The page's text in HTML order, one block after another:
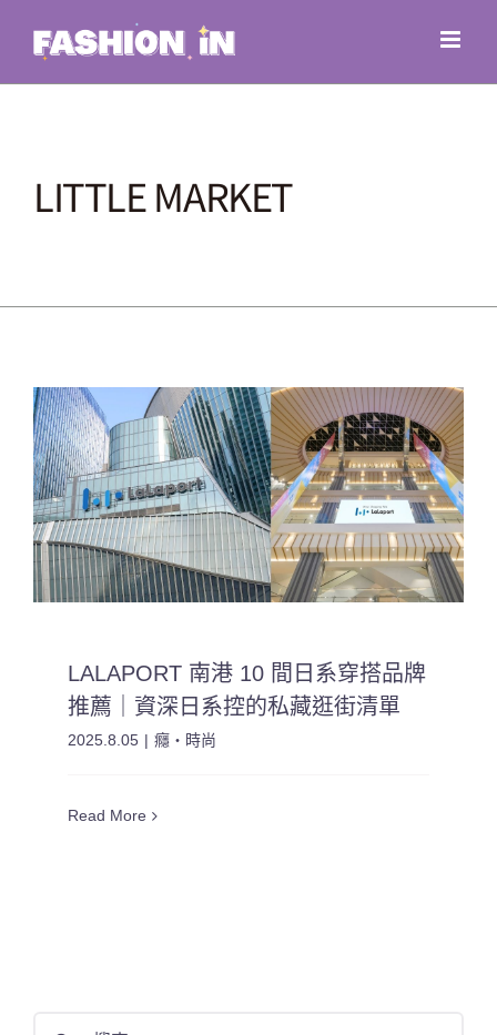
content
LITTLE MARKET
LALAPORT 南港 10 間日系穿搭品牌
推薦｜資深日系控的私藏逛街清單
2025.8.05 | 癮・時尚
Read More